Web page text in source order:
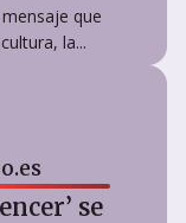
que
la...
se